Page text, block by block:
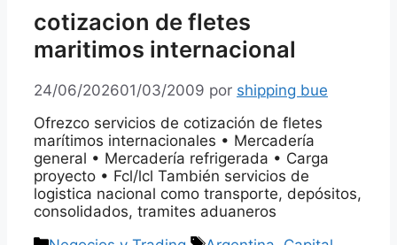
cotizacion de fletes
maritimos internacional
24/06/202601/03/2009 por shipping bue
Ofrezco servicios de cotización de fletes
marítimos internacionales • Mercadería
general • Mercadería refrigerada • Carga
proyecto • Fcl/lcl También servicios de
logistica nacional como transporte, depósitos,
consolidados, tramites aduaneros